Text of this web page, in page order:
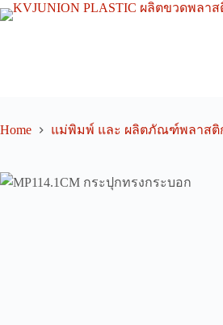
Skip
to
Home แม่พิมพ์ และ ผลิตภัณฑ์พลาสติกสั่